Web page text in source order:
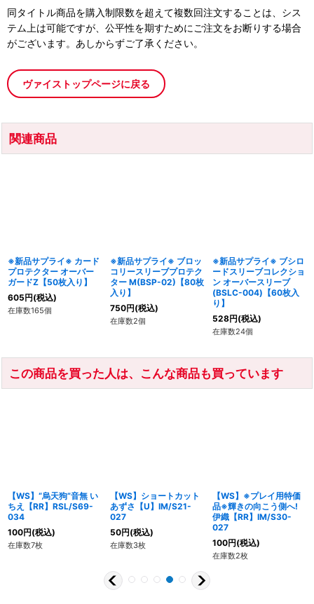
同タイトル商品を購入制限数を超えて複数回注文することは、シス
テム上は可能ですが、公平性を期すためにご注文をお断りする場合
がございます。あしからずご了承ください。
ヴァイストップページに戻る
関連商品
※新品サプライ※ カード
プロテクター オーバー
ガードZ【50枚入り】
605円(税込)
在庫数165個
※新品サプライ※ ブロッ
コリースリーブプロテク
ター M(BSP-02)【80枚
入り】
750円(税込)
在庫数2個
※新品サプライ※ ブシロ
ードスリーブコレクショ
ン オーバースリーブ
(BSLC-004)【60枚入
り】
528円(税込)
在庫数24個
この商品を買った人は、こんな商品も買っています
【WS】“烏天狗”音無 い
ちえ【RR】RSL/S69-
034
100円(税込)
在庫数7枚
【WS】ショートカット
あずさ【U】IM/S21-
027
50円(税込)
在庫数3枚
【WS】※プレイ用特価
品※輝きの向こう側へ!
伊織【RR】IM/S30-
027
100円(税込)
在庫数2枚